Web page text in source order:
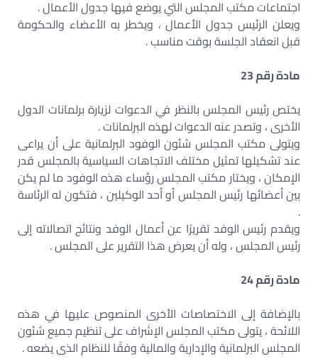
اجتماعات مكتب المجلس التي يوضع فيها جدول الأعمال .
ويعلن الرئيس جدول الأعمال ، ويخطر به الأعضاء والحكومة
قبل انعقاد الجلسة بوقت مناسب .
مادة رقم 23
يختص رئيس المجلس بالنظر في الدعوات لزيارة برلمانات الدول
الأخرى ، وتصدر عنه الدعوات لهذه البرلمانات .
ويتولى مكتب المجلس شئون الوفود البرلمانية على أن يراعى
عند تشكيلها تمثيل مختلف الاتجاهات السياسية بالمجلس قدر
الإمكان ، ويختار مكتب المجلس رؤساء هذه الوفود ما لم يكن
بين أعضائها رئيس المجلس أو أحد الوكيلين ، فتكون له الرئاسة
.
ويقدم رئيس الوفد تقريرًا عن أعمال الوفد ونتائج اتصالاته إلى
رئيس المجلس ، وله أن يعرض هذا التقرير على المجلس .
مادة رقم 24
بالإضافة إلى الاختصاصات الأخرى المنصوص عليها في هذه
اللائحة ، يتولى مكتب المجلس الإشراف على تنظيم جميع شئون
المجلس البرلمانية والإدارية والمالية وفقًا للنظام الذى يضعه .